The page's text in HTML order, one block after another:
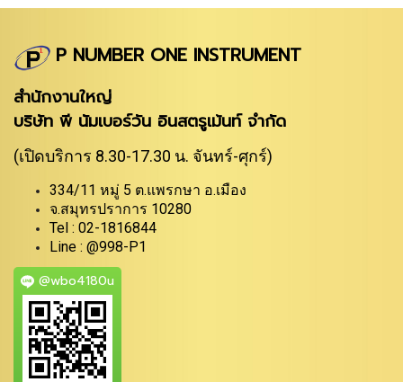
P NUMBER ONE INSTRUMENT
สำนักงานใหญ่
บริษัท พี นัมเบอร์วัน อินสตรูเม้นท์ จำกัด
(เปิดบริการ 8.30-17.30 น. จันทร์-ศุกร์)
334/11 หมู่ 5 ต.แพรกษา อ.เมือง
จ.สมุทรปราการ 10280
Tel : 02-1816844
Line : @998-P1
@wbo4180u